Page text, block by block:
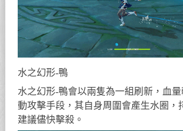
水之幻形-鴨
水之幻形-鴨會以兩隻為一組刷新，血
動攻擊手段，其自身周圍會產生水圈，
建議儘快擊殺。